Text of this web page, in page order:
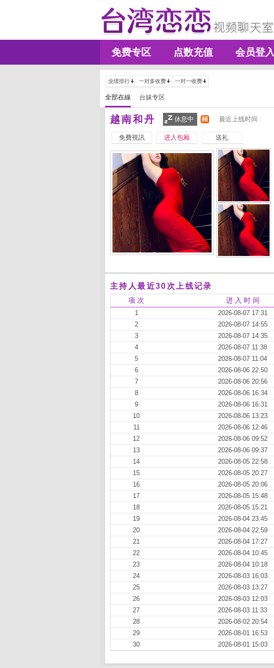
免费专区 点数充值 会员登入
业绩排行 一对多收费 一对一收费
全部在線 台妹专区
越南和丹 休息中 最近上线时间 :
免費視訊 进入包厢 送礼
主持人最近30次上线记录
项 次 进 入 时 间
1 2026-08-07 17:31
2
2026-08-07 14:55
3
2026-08-07 14:35
4
2026-08-07 11:38
5
2026-08-07 11:04
6
2026-08-06 22:50
7
2026-08-06 20:56
8
2026-08-06 16:34
9
2026-08-06 16:31
10
2026-08-06 13:23
11
2026-08-06 12:46
12
2026-08-06 09:52
13
2026-08-06 09:37
14
2026-08-05 22:58
15
2026-08-05 20:27
16
2026-08-05 20:06
17
2026-08-05 15:48
18
2026-08-05 15:21
19
2026-08-04 23:45
20
2026-08-04 22:59
21
2026-08-04 17:27
22
2026-08-04 10:45
23
2026-08-04 10:18
24
2026-08-03 16:03
25
2026-08-03 13:27
26
2026-08-03 12:03
27
2026-08-03 11:33
28
2026-08-02 20:54
29
2026-08-01 16:53
30
2026-08-01 15:03